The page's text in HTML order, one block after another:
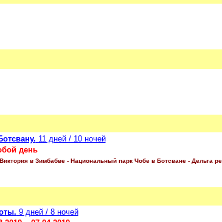
11 дней / 10 ночей
день
в Зимбабве - Национальный парк Чобе в Ботсване - Дельта
9 дней / 8 ночей